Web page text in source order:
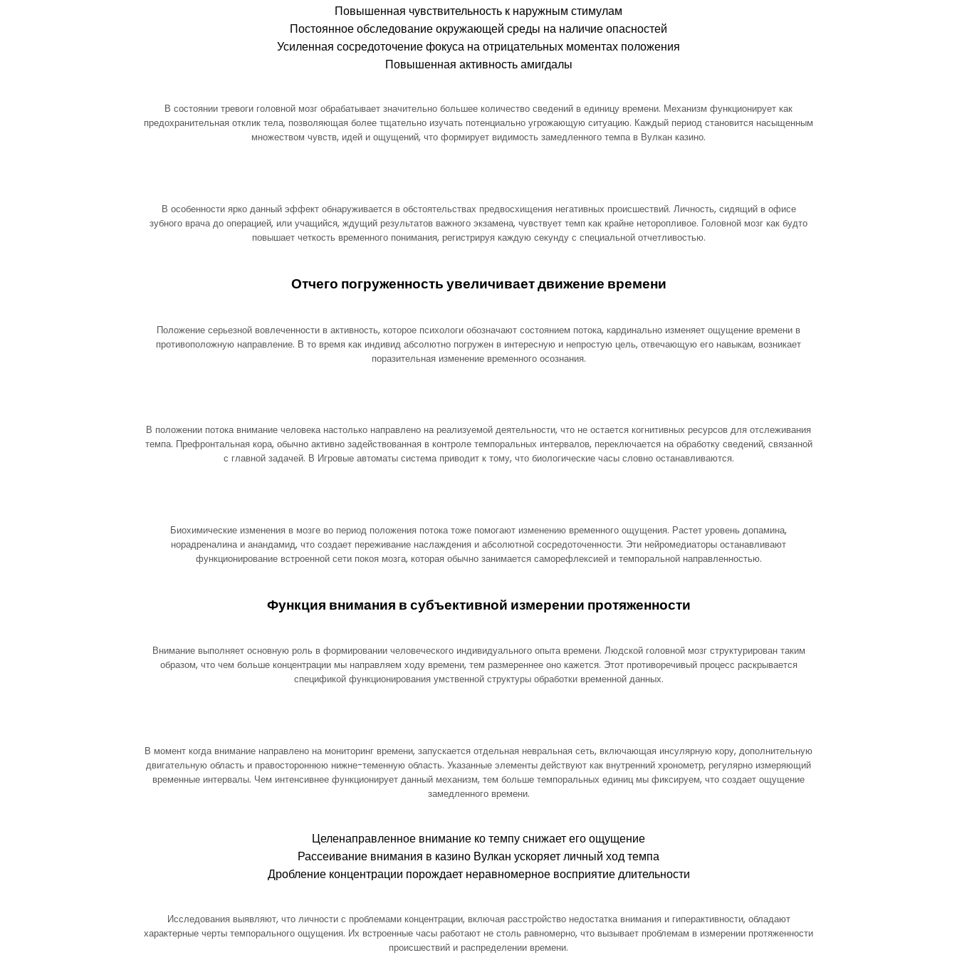
Повышенная чувствительность к наружным стимулам
Постоянное обследование окружающей среды на наличие опасностей
Усиленная сосредоточение фокуса на отрицательных моментах положения
Повышенная активность амигдалы
В состоянии тревоги головной мозг обрабатывает значительно большее количество сведений в единицу времени. Механизм функционирует как
предохранительная отклик тела, позволяющая более тщательно изучать потенциально угрожающую ситуацию. Каждый период становится насыщенным
множеством чувств, идей и ощущений, что формирует видимость замедленного темпа в Вулкан казино.
В особенности ярко данный эффект обнаруживается в обстоятельствах предвосхищения негативных происшествий. Личность, сидящий в офисе
зубного врача до операцией, или учащийся, ждущий результатов важного экзамена, чувствует темп как крайне неторопливое. Головной мозг как будто
повышает четкость временного понимания, регистрируя каждую секунду с специальной отчетливостью.
Отчего погруженность увеличивает движение времени
Положение серьезной вовлеченности в активность, которое психологи обозначают состоянием потока, кардинально изменяет ощущение времени в
противоположную направление. В то время как индивид абсолютно погружен в интересную и непростую цель, отвечающую его навыкам, возникает
поразительная изменение временного осознания.
В положении потока внимание человека настолько направлено на реализуемой деятельности, что не остается когнитивных ресурсов для отслеживания
темпа. Префронтальная кора, обычно активно задействованная в контроле темпоральных интервалов, переключается на обработку сведений, связанной
с главной задачей. В Игровые автоматы система приводит к тому, что биологические часы словно останавливаются.
Биохимические изменения в мозге во период положения потока тоже помогают изменению временного ощущения. Растет уровень допамина,
норадреналина и анандамид, что создает переживание наслаждения и абсолютной сосредоточенности. Эти нейромедиаторы останавливают
функционирование встроенной сети покоя мозга, которая обычно занимается саморефлексией и темпоральной направленностью.
Функция внимания в субъективной измерении протяженности
Внимание выполняет основную роль в формировании человеческого индивидуального опыта времени. Людской головной мозг структурирован таким
образом, что чем больше концентрации мы направляем ходу времени, тем размереннее оно кажется. Этот противоречивый процесс раскрывается
спецификой функционирования умственной структуры обработки временной данных.
В момент когда внимание направлено на мониторинг времени, запускается отдельная невральная сеть, включающая инсулярную кору, дополнительную
двигательную область и правостороннюю нижне-теменную область. Указанные элементы действуют как внутренний хронометр, регулярно измеряющий
временные интервалы. Чем интенсивнее функционирует данный механизм, тем больше темпоральных единиц мы фиксируем, что создает ощущение
замедленного времени.
Целенаправленное внимание ко темпу снижает его ощущение
Рассеивание внимания в казино Вулкан ускоряет личный ход темпа
Дробление концентрации порождает неравномерное восприятие длительности
Исследования выявляют, что личности с проблемами концентрации, включая расстройство недостатка внимания и гиперактивности, обладают
характерные черты темпорального ощущения. Их встроенные часы работают не столь равномерно, что вызывает проблемам в измерении протяженности
происшествий и распределении времени.